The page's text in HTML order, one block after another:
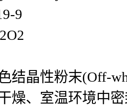
9
结晶性粉末(Off-
燥、室温环境中